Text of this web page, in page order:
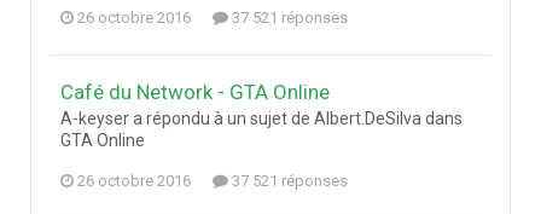
26 octobre 2016 37 521 réponses
Café du Network - GTA Online
A-keyser a répondu à un sujet de Albert.DeSilva dans
GTA Online
26 octobre 2016 37 521 réponses